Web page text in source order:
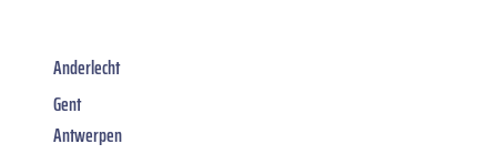
Anderlecht
Gent
Antwerpen